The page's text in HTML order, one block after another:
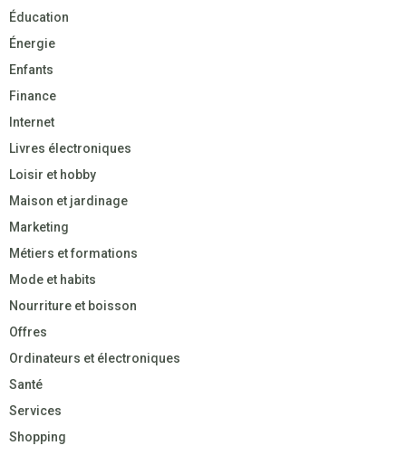
Éducation
Énergie
Enfants
Finance
Internet
Livres électroniques
Loisir et hobby
Maison et jardinage
Marketing
Métiers et formations
Mode et habits
Nourriture et boisson
Offres
Ordinateurs et électroniques
Santé
Services
Shopping